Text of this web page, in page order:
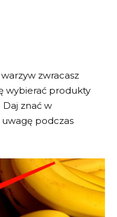
zwracasz
wybierać produkty
znać w
podczas